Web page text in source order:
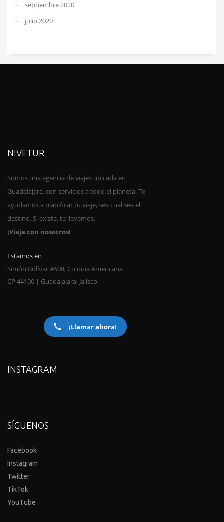
septiembre 2020
julio 2020
NIVETUR
Somos una agencia de viajes ubicada en
Guadalajara, con servicios a todo el planeta. Te
ayudamos a planificar tu viaje, sea cual sea el
destino. Si existe, te llevamos.
¡Viaja con nosotros!
Estamos en
Simón Bolívar #508, Colonia Americana
CP 44100 | Guadalajara, Jalisco.
¡Llamar ahora!
INSTAGRAM
SÍGUENOS
Facebook
Instagram
Twitter
TikTok
YouTube